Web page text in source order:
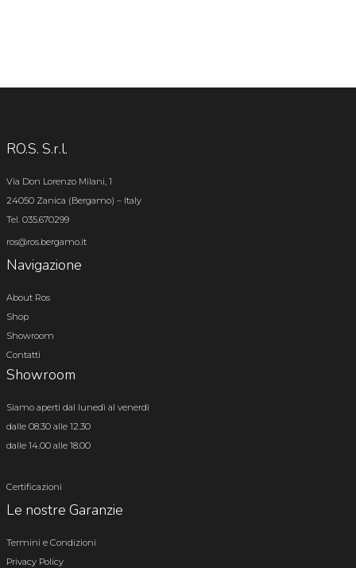
RO.S. S.r.l.
Via Don Lorenzo Milani, 1
24050 Zanica (Bergamo) – Italy
Tel. 035.670299
ros@ros.bergamo.it
Navigazione
About Ros
Shop
Showroom
Contatti
Showroom
Siamo aperti dal lunedì al venerdì
dalle 08.30 alle 12.30
dalle 14.00 alle 18.00
Certificazioni
Le nostre Garanzie
Termini e Condizioni
Privacy Policy